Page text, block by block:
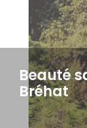
Beauté
Bréhat